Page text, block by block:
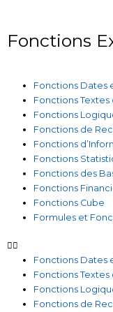
Fonctions
Fonctions Dates
Fonctions
Fonctions
Fonctions de
Fonctions
Fonctions
Fonctions des
Fonctions
Fonctions Cube
Formules et
Fonctions Dates
Fonctions
Fonctions
Fonctions de